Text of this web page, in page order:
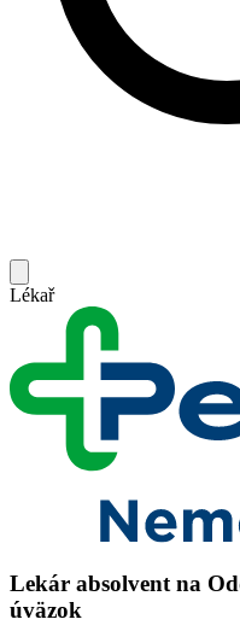
Lékař
Lekár absolvent na
úväzok